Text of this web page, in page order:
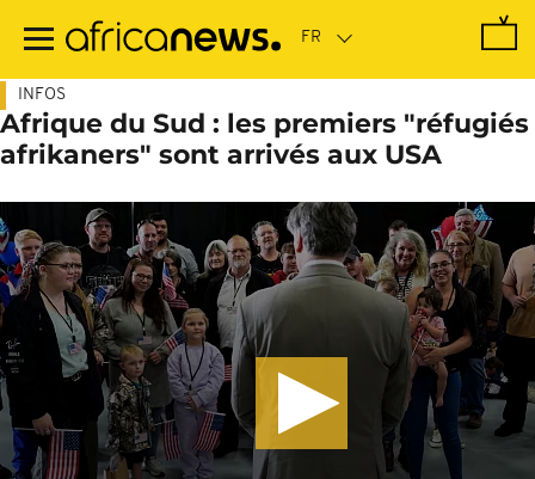
contenu
INFOS
Afrique du Sud : les premiers "réfugiés
afrikaners" sont arrivés aux USA